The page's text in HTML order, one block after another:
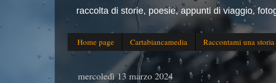
raccolta di storie, poesie, appunti di viaggio,
Home page Cartabiancamedia Raccontami una storia
mercoledì 13 marzo 2024